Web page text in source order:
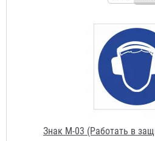
Знак М-03 (Работать в
23 ₽